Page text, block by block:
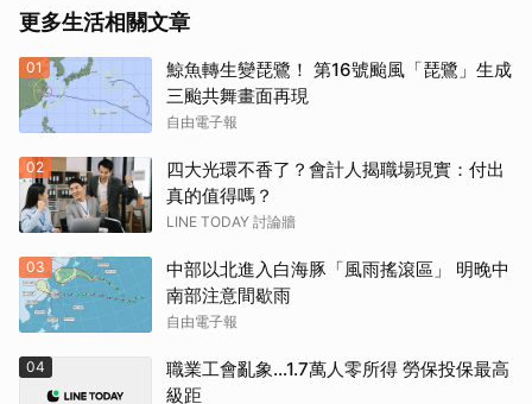
更多生活相關文章
01
鯨魚轉生變琵鷺！ 第16號颱風「琵鷺」生成
三颱共舞畫面再現
自由電子報
02
四大光環不香了？會計人揭職場現實：付出
真的值得嗎？
LINE TODAY 討論牆
03
中部以北進入白海豚「風雨搖滾區」 明晚中
南部注意間歇雨
自由電子報
04
職業工會亂象…1.7萬人零所得 勞保投保最高
級距